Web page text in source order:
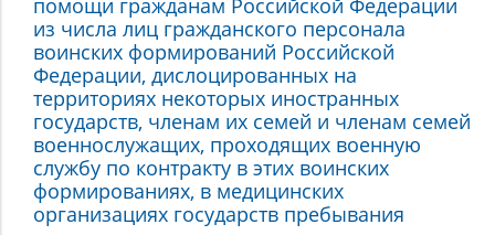
из числа лиц гражданского персонала
воинских формирований Российской
Федерации, дислоцированных на
территориях некоторых иностранных
государств, членам их семей и членам семей
военнослужащих, проходящих военную
службу по контракту в этих воинских
формированиях, в медицинских
организациях государств пребывания